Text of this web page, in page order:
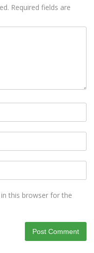
Required fields are
this browser for the